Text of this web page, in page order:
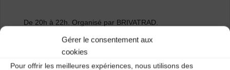
Gérer le consentement aux
cookies
Pour offrir les meilleures expériences, nous utilisons des
De 20h à 22h. Organisé par BRIVATRAD.